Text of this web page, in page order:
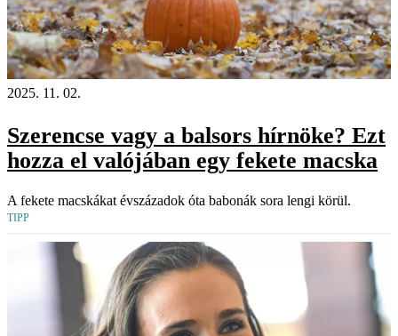
2025. 11. 02.
Szerencse vagy a balsors hírnöke? Ezt
hozza el valójában egy fekete macska
A fekete macskákat évszázadok óta babonák sora lengi körül.
TIPP